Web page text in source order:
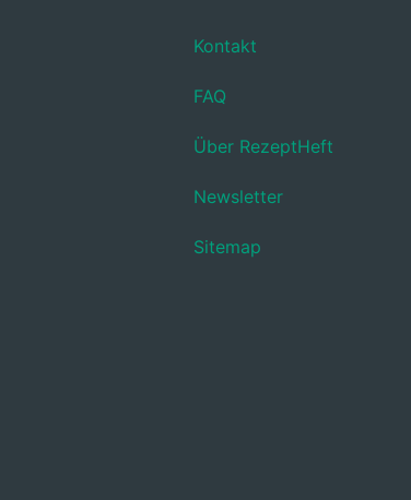
Kontakt
FAQ
Über RezeptHeft
Newsletter
Sitemap